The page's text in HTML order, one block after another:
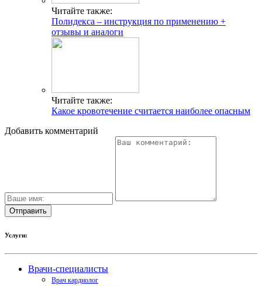
Читайте также:
Полидекса – инструкция по применению +
отзывы и аналоги
Читайте также:
Какое кровотечение считается наиболее опасным
Добавить комментарий
Услуги:
Врачи-специалисты
Врач кардиолог